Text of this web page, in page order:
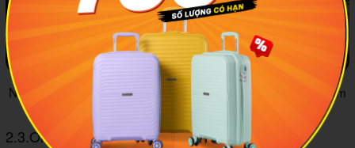
Nếu bạn đã đặt chân đến Nha Trang thì đừng quên ghé thăm
Dinner at Cim’s nhé. Ảnh: @casakrantz
2.3.Olivia Restaurant - Quán Âu ở Nha Trang